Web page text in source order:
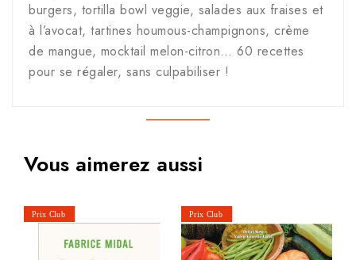
burgers, tortilla bowl veggie, salades aux fraises et
à l’avocat, tartines houmous-champignons, crème
de mangue, mocktail melon-citron… 60 recettes
pour se régaler, sans culpabiliser !
Vous aimerez aussi